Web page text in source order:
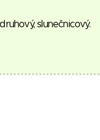
slunečnicový.